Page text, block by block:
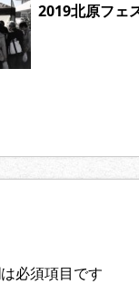
2019北原フェ
必須項目です